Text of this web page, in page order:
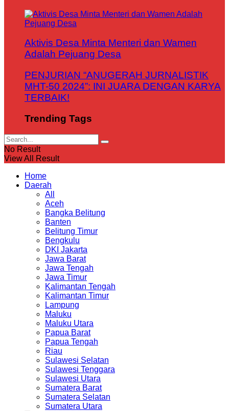
Aktivis Desa Minta Menteri dan Wamen
Adalah Pejuang Desa
PENJURIAN “ANUGERAH JURNALISTIK
MHT-50 2024”: INI JUARA DENGAN KARYA
TERBAIK!
Trending Tags
No Result
View All Result
Home
Daerah
All
Aceh
Bangka Belitung
Banten
Belitung Timur
Bengkulu
DKI Jakarta
Jawa Barat
Jawa Tengah
Jawa Timur
Kalimantan Tengah
Kalimantan Timur
Lampung
Maluku
Maluku Utara
Papua Barat
Papua Tengah
Riau
Sulawesi Selatan
Sulawesi Tenggara
Sulawesi Utara
Sumatera Barat
Sumatera Selatan
Sumatera Utara